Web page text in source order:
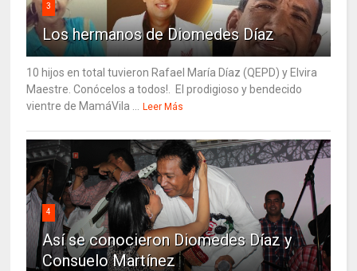
3
Los hermanos de Diomedes Díaz
10 hijos en total tuvieron Rafael María Díaz (QEPD) y Elvira
Maestre. Conócelos a todos!. El prodigioso y bendecido
vientre de MamáVila ...
Leer Más
4
Así se conocieron Diomedes Díaz y
Consuelo Martínez